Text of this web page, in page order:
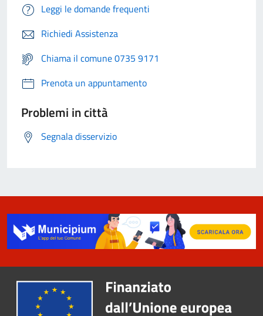
Leggi le domande frequenti
Richiedi Assistenza
Chiama il comune 0735 9171
Prenota un appuntamento
Problemi in città
Segnala disservizio